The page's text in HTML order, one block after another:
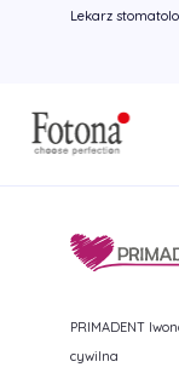
Lekarz
PRIMADENT
cywilna